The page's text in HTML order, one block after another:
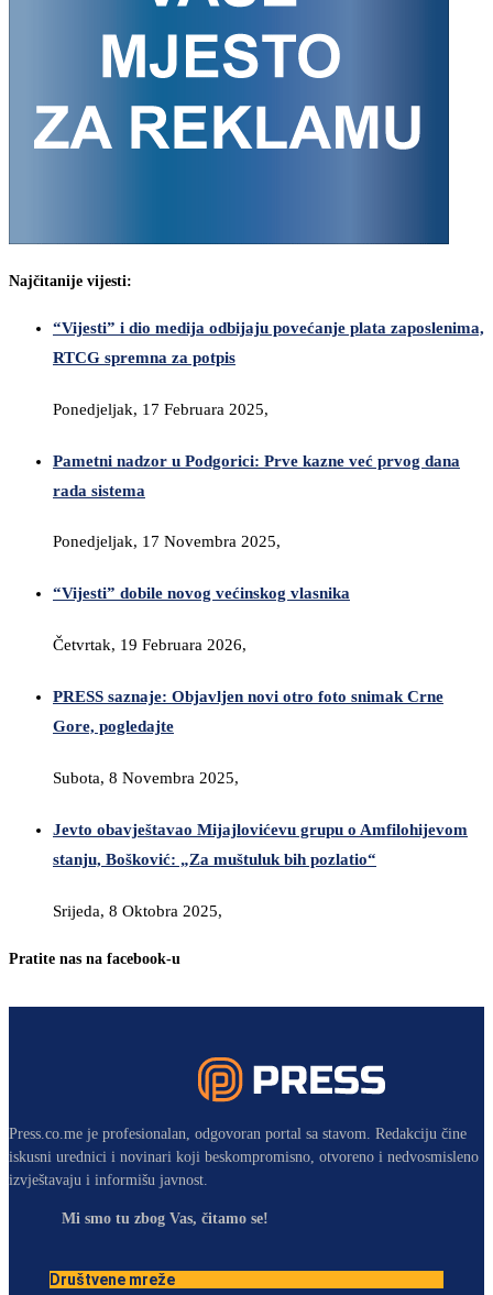
Najčitanije vijesti:
“Vijesti” i dio medija odbijaju povećanje plata zaposlenima,
RTCG spremna za potpis
Ponedjeljak, 17 Februara 2025,
Pametni nadzor u Podgorici: Prve kazne već prvog dana
rada sistema
Ponedjeljak, 17 Novembra 2025,
“Vijesti” dobile novog većinskog vlasnika
Četvrtak, 19 Februara 2026,
PRESS saznaje: Objavljen novi otro foto snimak Crne
Gore, pogledajte
Subota, 8 Novembra 2025,
Jevto obavještavao Mijajlovićevu grupu o Amfilohijevom
stanju, Bošković: „Za muštuluk bih pozlatio“
Srijeda, 8 Oktobra 2025,
Pratite nas na facebook-u
Press.co.me je profesionalan, odgovoran portal sa stavom. Redakciju čine
iskusni urednici i novinari koji beskompromisno, otvoreno i nedvosmisleno
izvještavaju i informišu javnost.
Mi smo tu zbog Vas, čitamo se!
Društvene mreže